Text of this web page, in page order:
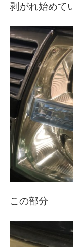
剥がれ始めて
この部分